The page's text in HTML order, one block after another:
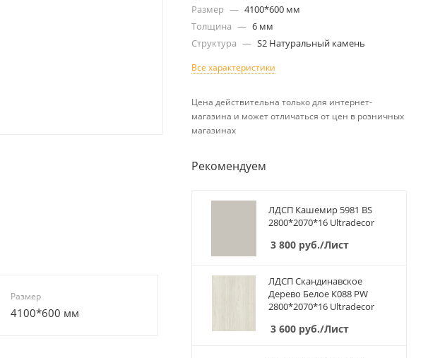
Размер
4100*600 мм
Размер — 4100*600 мм
Толщина — 6 мм
Структура — S2 Натуральный камень
Все характеристики
Цена действительна только для интернет-
магазина и может отличаться от цен в розничных
магазинах
Рекомендуем
ЛДСП Кашемир 5981 BS
2800*2070*16 Ultradecor
3 800 руб./Лист
ЛДСП Скандинавское
Дерево Белое К088 PW
2800*2070*16 Ultradecor
3 600 руб./Лист